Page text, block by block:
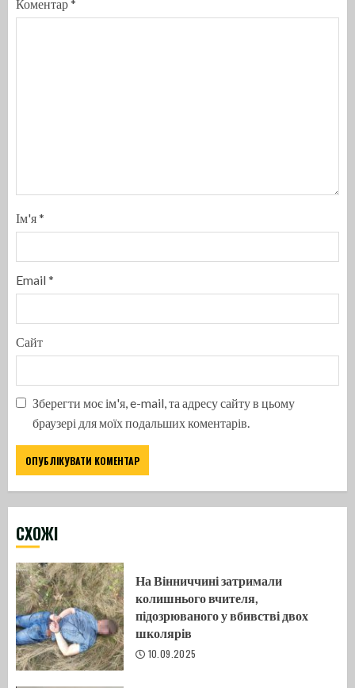
Коментар*
Ім'я*
Email*
Сайт
Зберегти моє ім'я, e-mail, та адресу сайту в цьому
браузері для моїх подальших коментарів.
CХОЖІ
На Вінниччині затримали
колишнього вчителя,
підозрюваного у вбивстві двох
школярів
10.09.2025